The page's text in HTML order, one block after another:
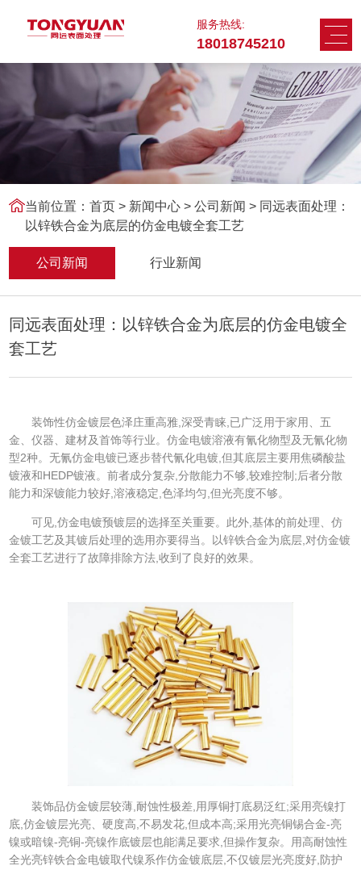
服务热线:
18018745210
当前位置：首页 > 新闻中心 >公司新闻 > 同远表面处理：
以锌铁合金为底层的仿金电镀全套工艺
公司新闻 行业新闻
同远表面处理：以锌铁合金为底层的仿金电镀全
套工艺
装饰性仿金镀层色泽庄重高雅,深受青睐,已广泛用于家用、五
金、仪器、建材及首饰等行业。仿金电镀溶液有氰化物型及无氰化物
型2种。无氰仿金电镀已逐步替代氰化电镀,但其底层主要用焦磷酸盐
镀液和HEDP镀液。前者成分复杂,分散能力不够,较难控制;后者分散
能力和深镀能力较好,溶液稳定,色泽均匀,但光亮度不够。
可见,仿金电镀预镀层的选择至关重要。此外,基体的前处理、仿
金镀工艺及其镀后处理的选用亦要得当。以锌铁合金为底层,对仿金镀
全套工艺进行了故障排除方法,收到了良好的效果。
装饰品仿金镀层较薄,耐蚀性极差,用厚铜打底易泛红;采用亮镍打
底,仿金镀层光亮、硬度高,不易发花,但成本高;采用光亮铜锡合金-亮
镍或暗镍-亮铜-亮镍作底镀层也能满足要求,但操作复杂。用高耐蚀性
全光亮锌铁合金电镀取代镍系作仿金镀底层,不仅镀层光亮度好,防护